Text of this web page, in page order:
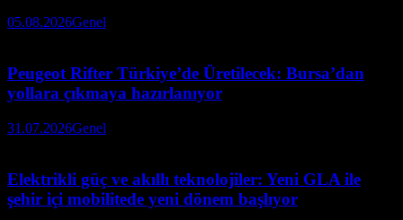
05.08.2026Genel
Peugeot Rifter Türkiye’de Üretilecek: Bursa’dan
yollara çıkmaya hazırlanıyor
31.07.2026Genel
Elektrikli güç ve akıllı teknolojiler: Yeni GLA ile
şehir içi mobilitede yeni dönem başlıyor